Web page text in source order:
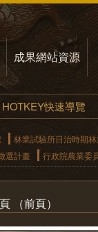
成果網站資源
HOTKEY快速導覽
林業試驗所日治時期
選計畫 行政院農業委
（前頁）